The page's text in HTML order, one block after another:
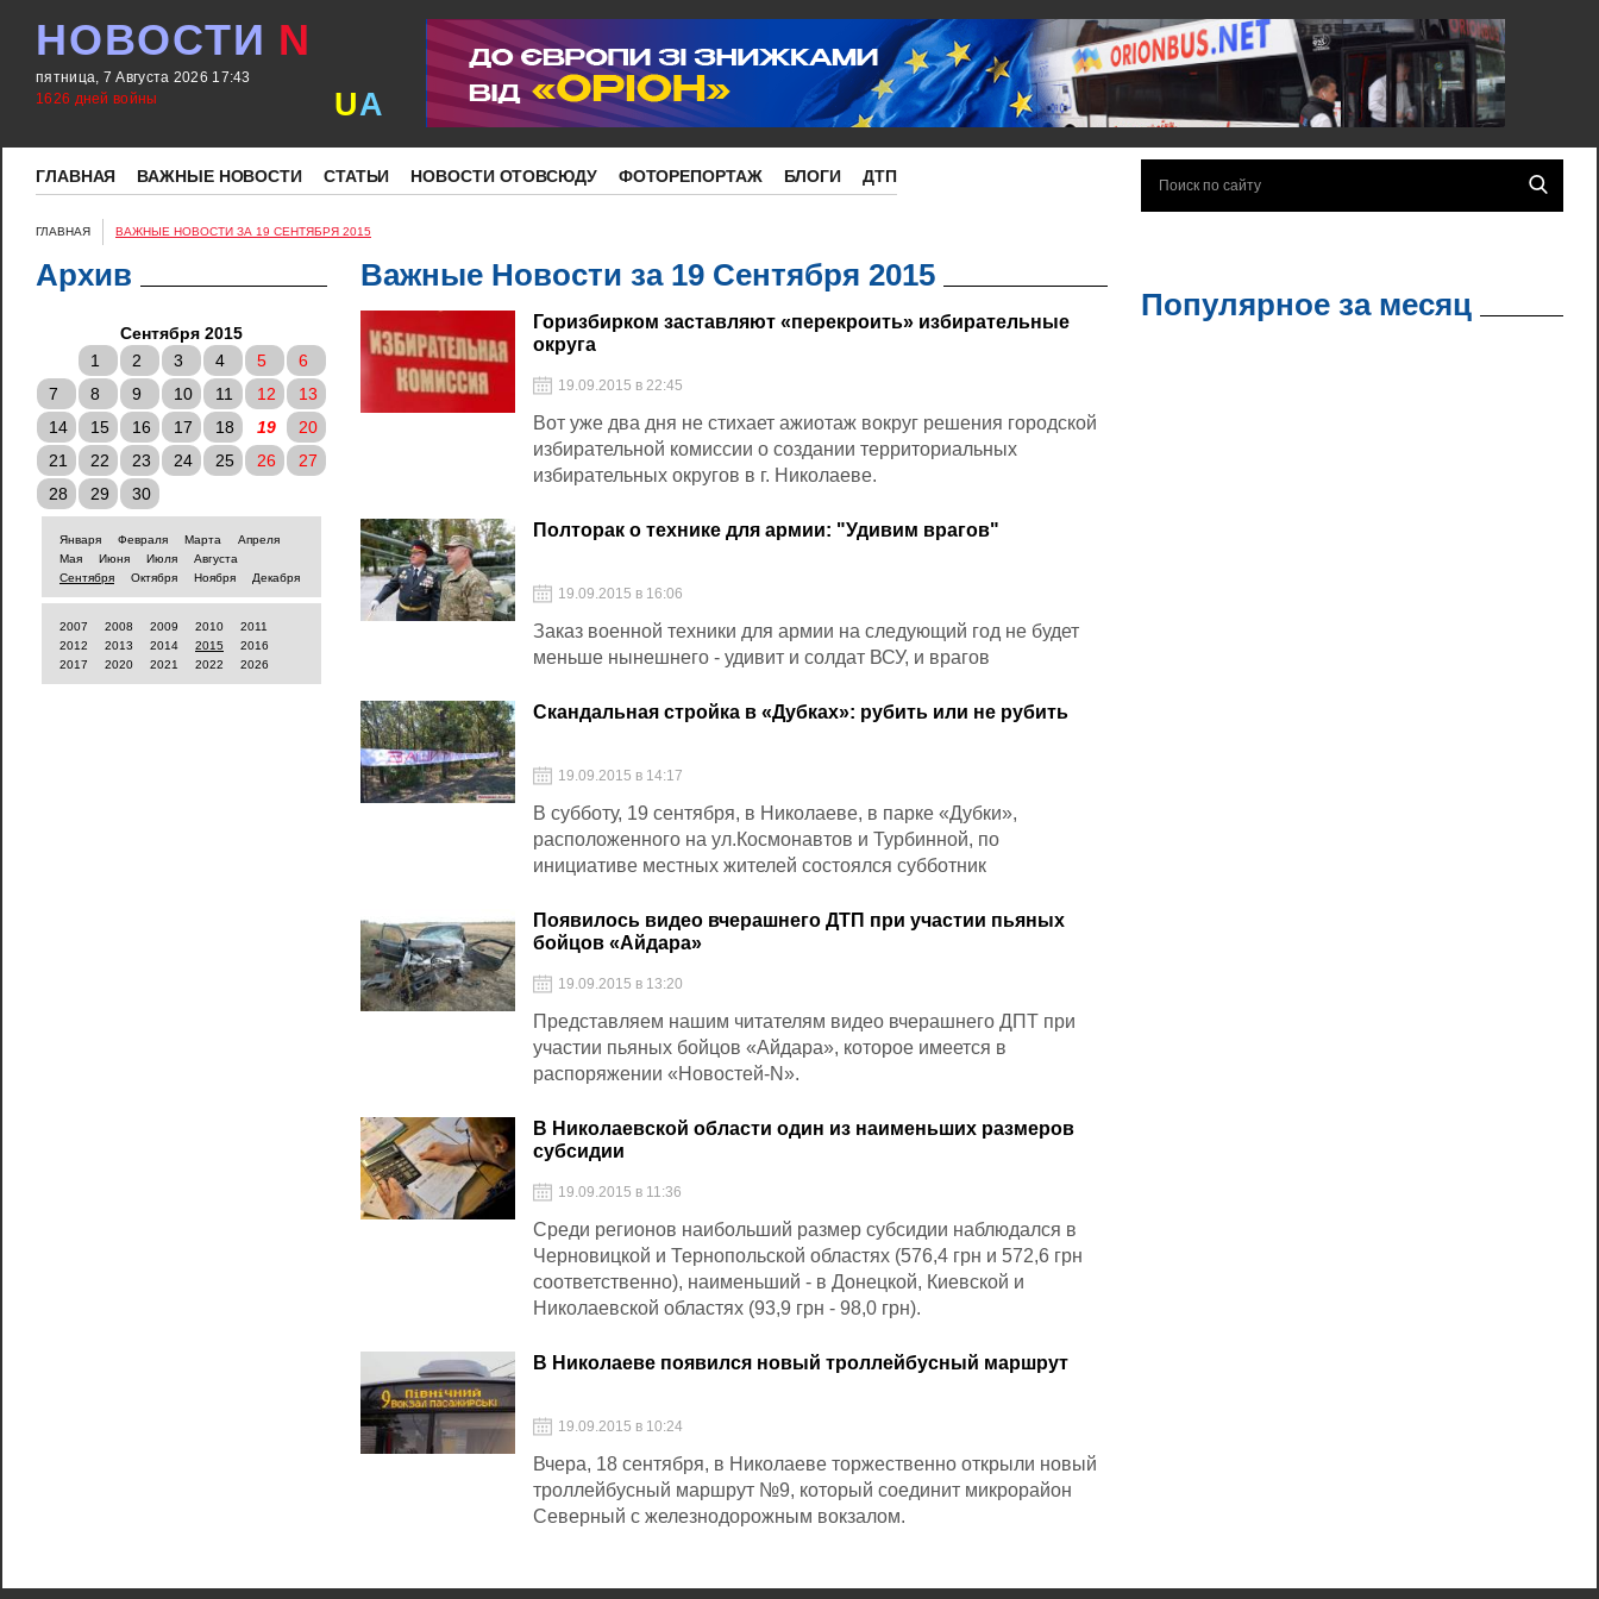
НОВОСТИ N
пятница, 7 Августа 2026 17:43
1626 дней войны
UA
ГЛАВНАЯ ВАЖНЫЕ НОВОСТИ СТАТЬИ НОВОСТИ ОТОВСЮДУ ФОТОРЕПОРТАЖ БЛОГИ ДТП
ГЛАВНАЯ ВАЖНЫЕ НОВОСТИ ЗА 19 СЕНТЯБРЯ 2015
Архив
Сентября 2015
1
2 3 4 5
6
7
8 9 10 11 12
13
14
15 16 17 18 19
20
21
22 23 24 25 26
27
28
29 30
Января Февраля Марта
Апреля
Мая
Июня Июля
Августа
Сентября
Октября Ноября Декабря
2007 2008 2009 2010
2011
2012
2013 2014 2015
2016
2017
2020 2021 2022 2026
Важные Новости за 19 Сентября 2015
Горизбирком заставляют «перекроить» избирательные
округа
19.09.2015 в 22:45
Вот уже два дня не стихает ажиотаж вокруг решения городской
избирательной комиссии о создании территориальных
избирательных округов в г. Николаеве.
Полторак о технике для армии: "Удивим врагов"
19.09.2015 в 16:06
Заказ военной техники для армии на следующий год не будет
меньше нынешнего - удивит и солдат ВСУ, и врагов
Скандальная стройка в «Дубках»: рубить или не рубить
19.09.2015 в 14:17
В субботу, 19 сентября, в Николаеве, в парке «Дубки»,
расположенного на ул.Космонавтов и Турбинной, по
инициативе местных жителей состоялся субботник
Появилось видео вчерашнего ДТП при участии пьяных
бойцов «Айдара»
19.09.2015 в 13:20
Представляем нашим читателям видео вчерашнего ДПТ при
участии пьяных бойцов «Айдара», которое имеется в
распоряжении «Новостей-N».
В Николаевской области один из наименьших размеров
субсидии
19.09.2015 в 11:36
Среди регионов наибольший размер субсидии наблюдался в
Черновицкой и Тернопольской областях (576,4 грн и 572,6 грн
соответственно), наименьший - в Донецкой, Киевской и
Николаевской областях (93,9 грн - 98,0 грн).
В Николаеве появился новый троллейбусный маршрут
19.09.2015 в 10:24
Вчера, 18 сентября, в Николаеве торжественно открыли новый
троллейбусный маршрут №9, который соединит микрорайон
Северный с железнодорожным вокзалом.
Популярное за месяц